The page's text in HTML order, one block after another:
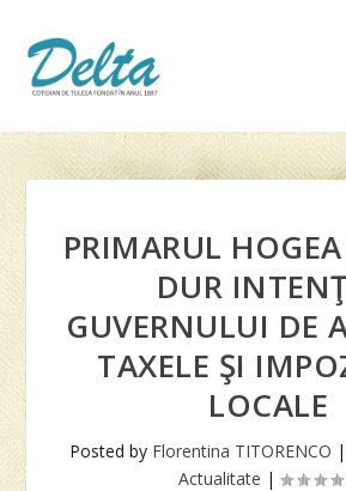
PRIMARUL
DUR
GUVERNULUI DE
TAXELE ŞI
LOCALE
Posted by Florentina TITORENCO |
Actualitate |